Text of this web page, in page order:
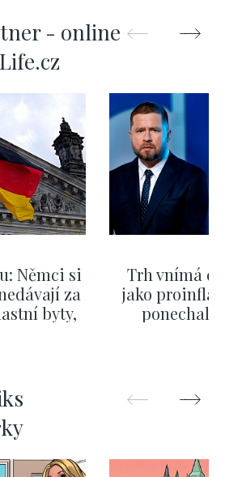
- online
Němci si
za
byty,
Trh vnímá
jako
ponechali